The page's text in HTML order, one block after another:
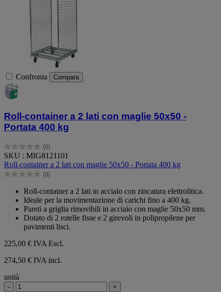
Confronta Compara
Roll-container a 2 lati con maglie 50x50 -
Portata 400 kg
(0)
0.0
su
5
stelle.
SKU : MIG8121101
Roll-container a 2 lati con maglie 50x50 - Portata 400 kg
(0)
0.0
Roll-container a 2 lati in acciaio con zincatura elettrolitica.
Ideale per la movimentazione di carichi fino a 400 kg.
Pareti a griglia rimovibili in acciaio con maglie 50x50 mm.
Dotato di 2 rotelle fisse e 2 girevoli in polipropilene per
pavimenti lisci.
225,00 € IVA Escl.
274,50 € IVA incl.
unità
- +